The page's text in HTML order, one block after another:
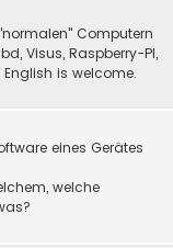
Computern
Visus, Raspberry-PI,
is welcome.
eines Gerätes
welche